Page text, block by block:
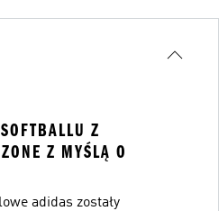
Z
Z MYŚLĄ O
adidas zostały